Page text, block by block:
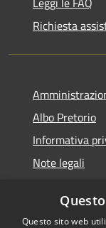
Richiesta
Albo Pretorio
Informativa
Note legali
Segnalazioni
Questo sito web